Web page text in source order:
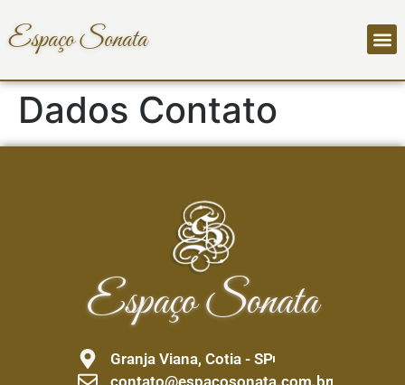
Espaço Sonata
Dados Contato
Espaço Sonata
Granja Viana, Cotia - SP
contato@espacosonata.com.br